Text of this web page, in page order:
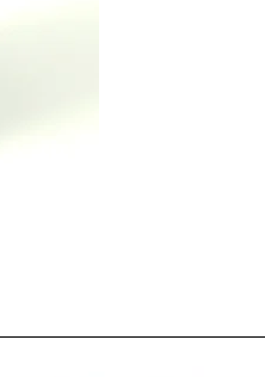
Mientras tanto, en